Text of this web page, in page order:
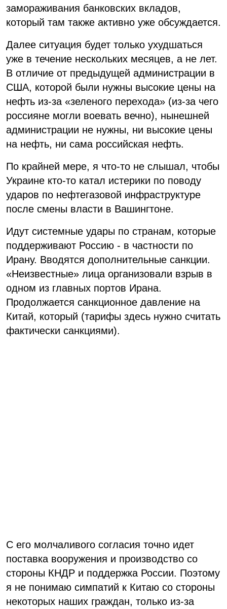
замораживания банковских вкладов,
который там также активно уже обсуждается.
Далее ситуация будет только ухудшаться
уже в течение нескольких месяцев, а не лет.
В отличие от предыдущей администрации в
США, которой были нужны высокие цены на
нефть из-за «зеленого перехода» (из-за чего
россияне могли воевать вечно), нынешней
администрации не нужны, ни высокие цены
на нефть, ни сама российская нефть.
По крайней мере, я что-то не слышал, чтобы
Украине кто-то катал истерики по поводу
ударов по нефтегазовой инфраструктуре
после смены власти в Вашингтоне.
Идут системные удары по странам, которые
поддерживают Россию - в частности по
Ирану. Вводятся дополнительные санкции.
«Неизвестные» лица организовали взрыв в
одном из главных портов Ирана.
Продолжается санкционное давление на
Китай, который (тарифы здесь нужно считать
фактически санкциями).
С его молчаливого согласия точно идет
поставка вооружения и производство со
стороны КНДР и поддержка России. Поэтому
я не понимаю симпатий к Китаю со стороны
некоторых наших граждан, только из-за